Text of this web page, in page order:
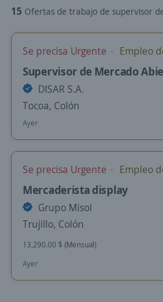
15 Ofertas de trabajo de supervisor de ventas en
Se precisa Urgente Empleo
Supervisor de Mercado
DISAR S.A.
Tocoa, Colón
Ayer
Se precisa Urgente Empleo
Mercaderista display
Grupo Misol
Trujillo, Colón
13,290.00 $ (Mensual)
Ayer